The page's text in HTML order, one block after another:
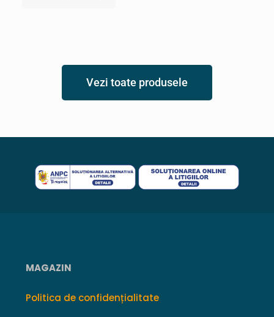
Vezi toate produsele
MAGAZIN
Politica de confidențialitate